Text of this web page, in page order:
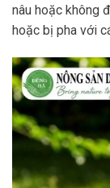
nâu hoặc không
hoặc bị pha với